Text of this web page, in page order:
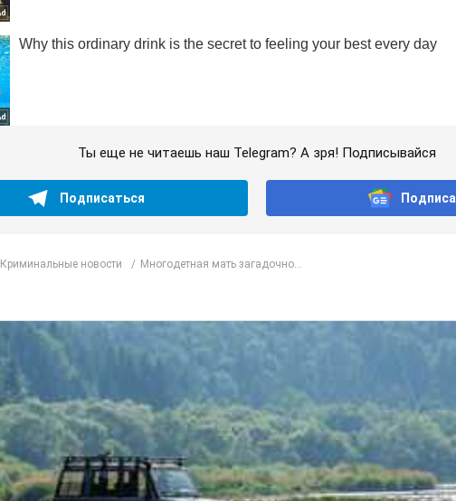
Ты еще не читаешь наш Telegram? А зря! Подписывайся
Подписаться
Криминальные новости Многодетная мать загадочно...